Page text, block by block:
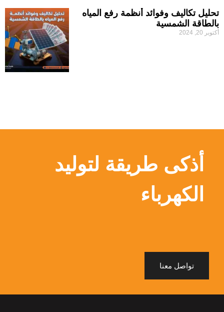
تحليل تكاليف وفوائد أنظمة رفع المياه
بالطاقة الشمسية
أكتوبر 20, 2024
أذكى طريقة لتوليد
الكهرباء
تواصل معنا